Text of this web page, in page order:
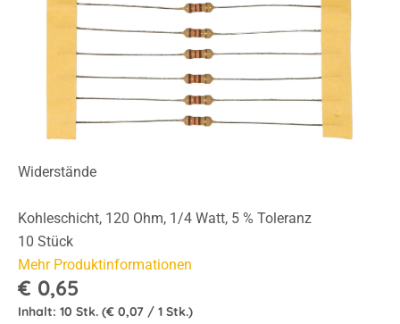
Widerstände
Kohleschicht, 120 Ohm, 1/4 Watt, 5 % Toleranz
10 Stück
Mehr Produktinformationen
€ 0,65
Inhalt: 10 Stk. (€ 0,07 / 1 Stk.)